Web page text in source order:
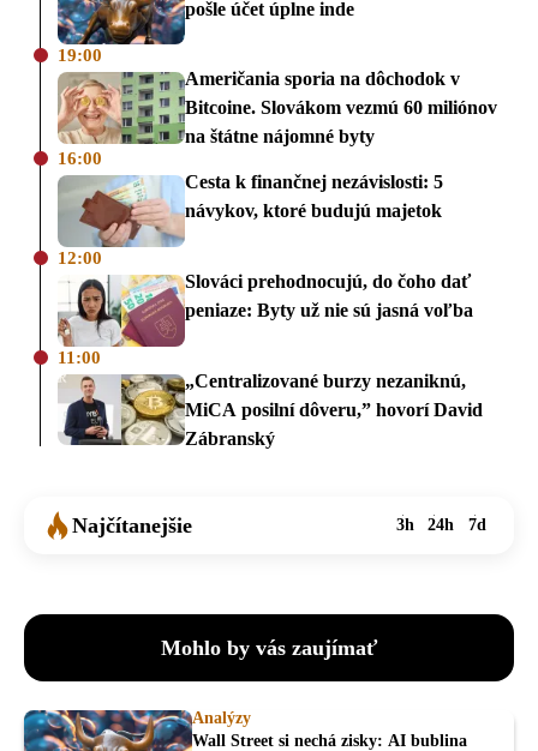
pošle účet úplne inde
19:00
Američania sporia na dôchodok v
Bitcoine. Slovákom vezmú 60 miliónov
na štátne nájomné byty
16:00
Cesta k finančnej nezávislosti: 5
návykov, ktoré budujú majetok
12:00
Slováci prehodnocujú, do čoho dať
peniaze: Byty už nie sú jasná voľba
11:00
„Centralizované burzy nezaniknú,
MiCA posilní dôveru,” hovorí David
Zábranský
Najčítanejšie 3h 24h 7d
Mohlo by vás zaujímať
Analýzy
Wall Street si nechá zisky: AI bublina